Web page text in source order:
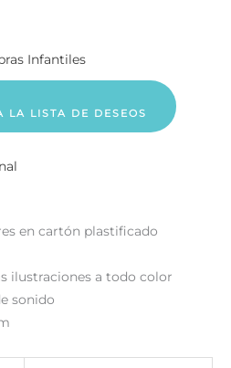
Infantiles
LA LISTA DE DESEOS
en cartón plastificado
ilustraciones a todo color
sonido